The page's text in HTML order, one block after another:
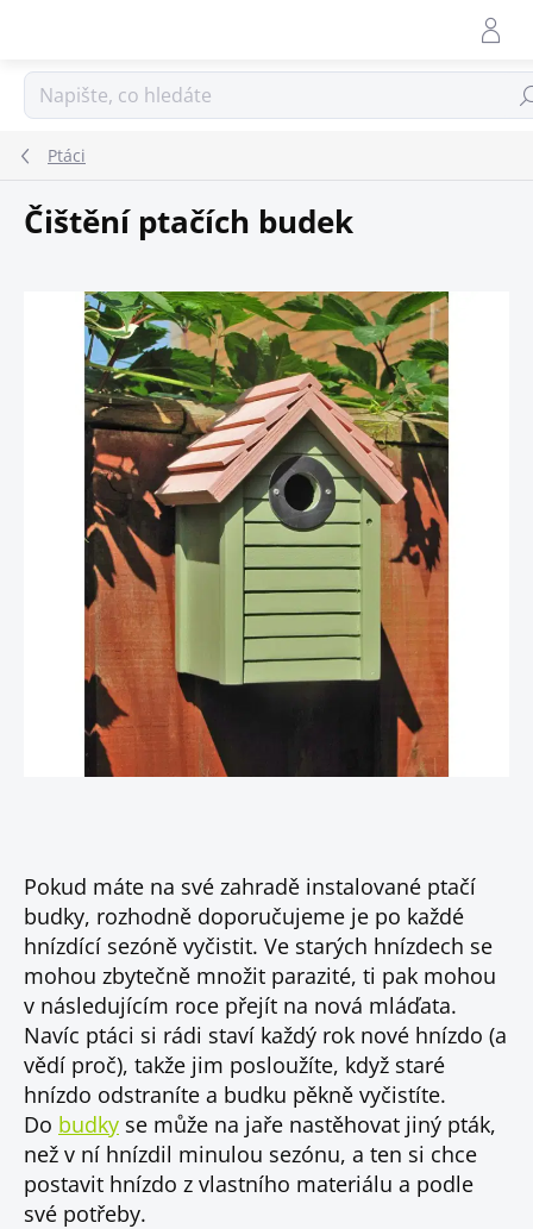
Ptáci
Čištění ptačích budek
Pokud máte na své zahradě instalované ptačí
budky, rozhodně doporučujeme je po každé
hnízdící sezóně vyčistit. Ve starých hnízdech se
mohou zbytečně množit parazité, ti pak mohou
v následujícím roce přejít na nová mláďata.
Navíc ptáci si rádi staví každý rok nové hnízdo (a
vědí proč), takže jim posloužíte, když staré
hnízdo odstraníte a budku pěkně vyčistíte.
Do budky se může na jaře nastěhovat jiný pták,
než v ní hnízdil minulou sezónu, a ten si chce
postavit hnízdo z vlastního materiálu a podle
své potřeby.